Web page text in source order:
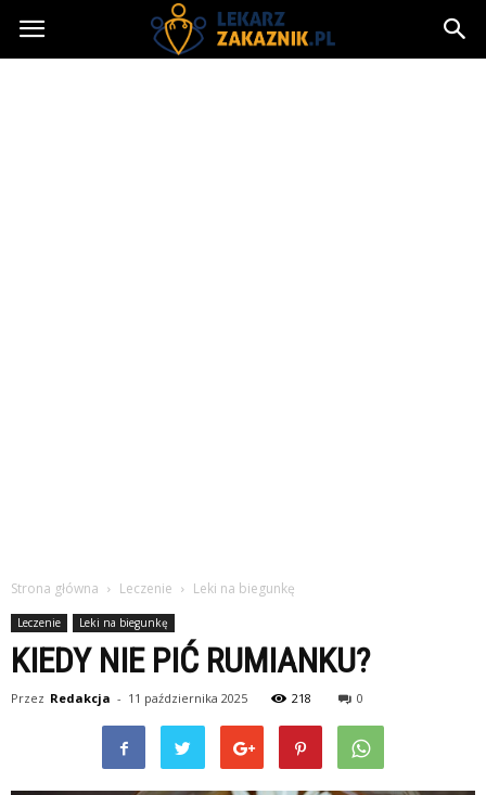
Lekarzzakaznik.pl
Strona główna Leczenie Leki na biegunkę
Leczenie Leki na biegunkę
KIEDY NIE PIĆ RUMIANKU?
Przez Redakcja - 11 października 2025 218 0